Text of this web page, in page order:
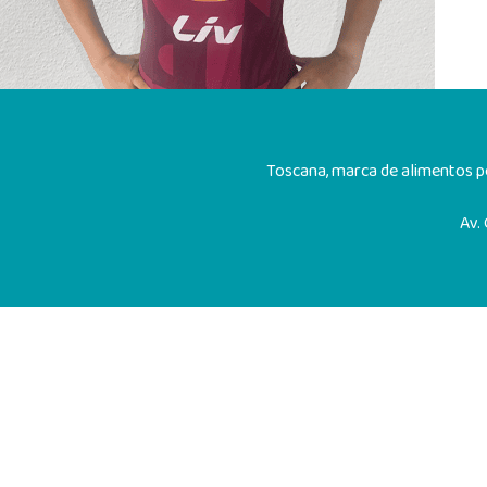
Toscana, marca de alimentos